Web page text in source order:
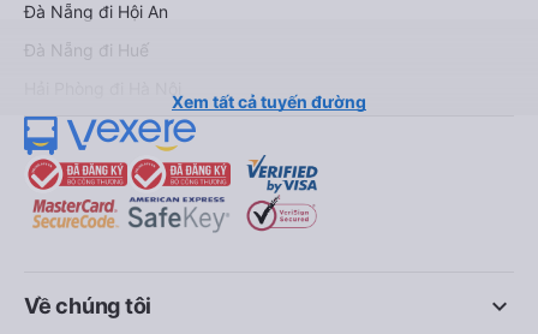
Đà Nẵng đi Hội An
Đà Nẵng đi Huế
Xem tất cả tuyến đường
keyboard_arrow_down
Về chúng tôi